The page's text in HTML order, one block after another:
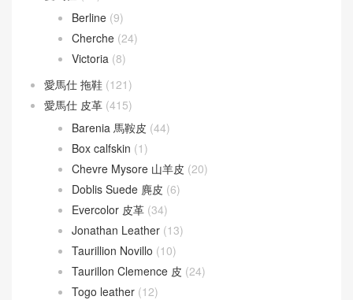
Berline (9)
Cherche (24)
Victoria (8)
愛馬仕 拖鞋 (121)
愛馬仕 皮革 (415)
Barenia 馬鞍皮 (44)
Box calfskin (1)
Chevre Mysore 山羊皮 (20)
Doblis Suede 麂皮 (6)
Evercolor 皮革 (34)
Jonathan Leather (13)
Taurillion Novillo (10)
Taurillon Clemence 皮 (24)
Togo leather (12)